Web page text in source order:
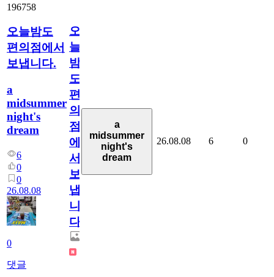
196758
오늘밤도
편의점에서
보냅니다.
a
midsummer
night's
dream
6
0
0
26.08.08
0
댓글
오
늘
밤
도
편
의
점
에
서
보
냅
니
다.
a
midsummer
night's
dream
26.08.08 6 0